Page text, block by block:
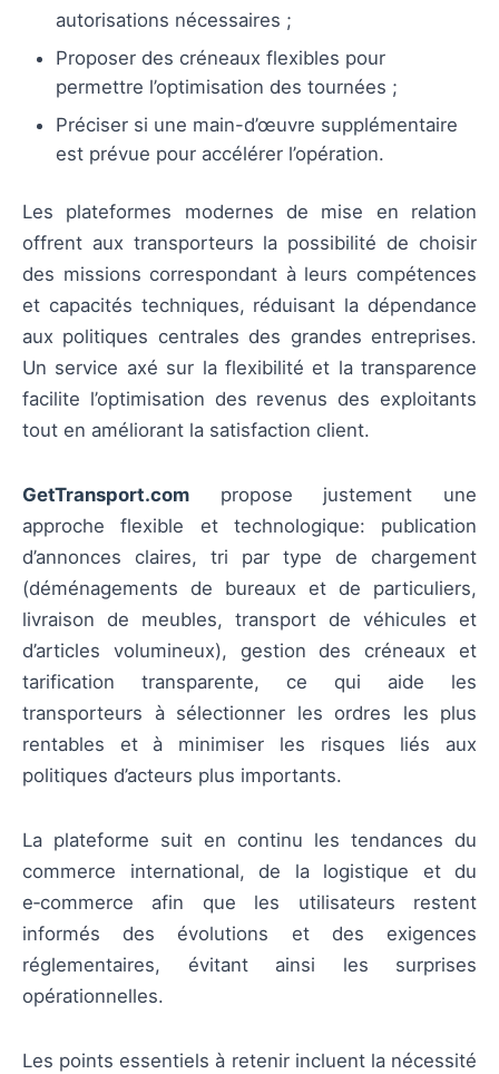
autorisations nécessaires ;
Proposer des créneaux flexibles pour
permettre l’optimisation des tournées ;
Préciser si une main-d’œuvre supplémentaire
est prévue pour accélérer l’opération.
Les plateformes modernes de mise en relation
offrent aux transporteurs la possibilité de choisir
des missions correspondant à leurs compétences
et capacités techniques, réduisant la dépendance
aux politiques centrales des grandes entreprises.
Un service axé sur la flexibilité et la transparence
facilite l’optimisation des revenus des exploitants
tout en améliorant la satisfaction client.
GetTransport.com propose justement une
approche flexible et technologique: publication
d’annonces claires, tri par type de chargement
(déménagements de bureaux et de particuliers,
livraison de meubles, transport de véhicules et
d’articles volumineux), gestion des créneaux et
tarification transparente, ce qui aide les
transporteurs à sélectionner les ordres les plus
rentables et à minimiser les risques liés aux
politiques d’acteurs plus importants.
La plateforme suit en continu les tendances du
commerce international, de la logistique et du
e‑commerce afin que les utilisateurs restent
informés des évolutions et des exigences
réglementaires, évitant ainsi les surprises
opérationnelles.
Les points essentiels à retenir incluent la nécessité